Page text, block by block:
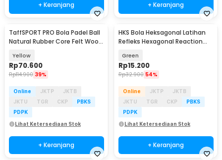
+ Keranjang + Keranjang
TaffSPORT PRO Bola Padel Ball
Natural Rubber Core Felt Wool
Yellow
Rp70.600
Rp114.900 39%
Online JKTP
JKTB
JKTU
TGR CKP
PBKS
PDPK
Lihat Ketersediaan Stok
+ Keranjang
HKS Bola Heksagonal Latihan
Refleks Hexagonal Reaction
Green
Rp15.200
Rp32.900 54%
Online JKTP
JKTB
JKTU
TGR CKP
PBKS
PDPK
Lihat Ketersediaan Stok
+ Keranjang